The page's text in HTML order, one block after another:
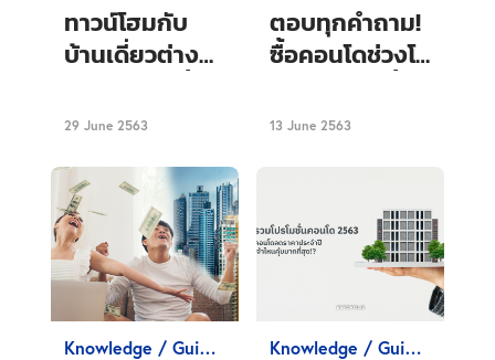
Condo
ทาวน์โฮมกับ
บ้านเดี่ยวต่าง
อะไรดี แบบไหน
29 June 2563
Condo
ตอบทุกคำถาม!
ซื้อคอนโดช่วงโค
คอนโดดีไหมในปี
13 June 2563
Knowledge / Guide
Knowledge / Guide